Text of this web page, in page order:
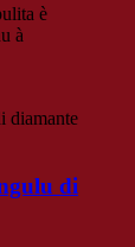
è
à
di